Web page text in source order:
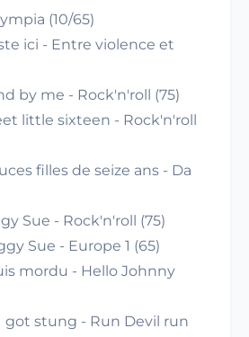
(10/65)
ici - Entre violence et
by me - Rock'n'roll (75)
little sixteen - Rock'n'roll
filles de seize ans - Da
Sue - Rock'n'roll (75)
Sue - Europe 1 (65)
mordu - Hello Johnny
got stung - Run Devil run